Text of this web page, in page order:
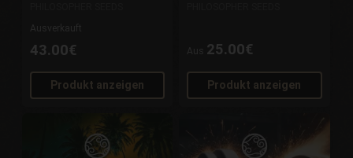
Ausverkauft
43.00€
Produkt anzeigen
Aus 25.00€
Produkt anzeigen